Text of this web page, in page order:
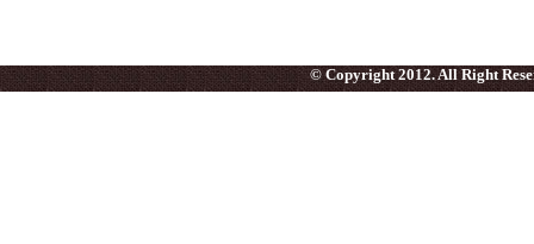
© Copyright 2012. All Right